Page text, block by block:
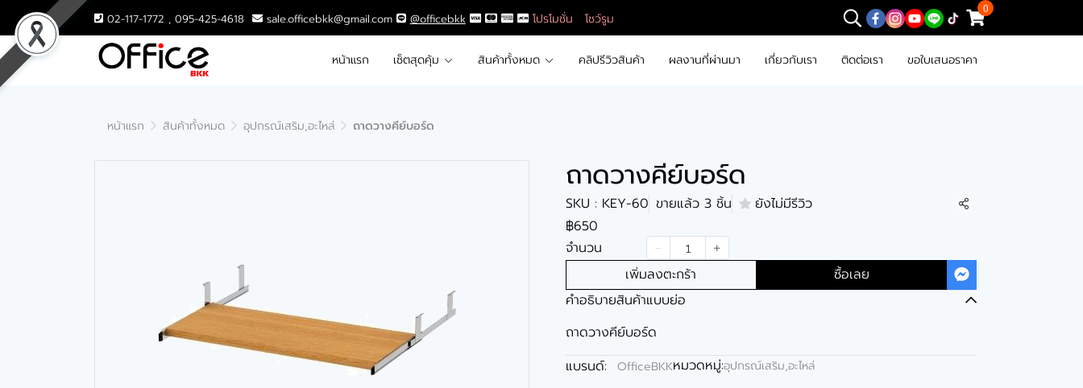
02-117-1772 , 095-425-4618 sale.officebkk@gmail.com @officebkk โปรโมชั่น โชว์รูม
0
หน้าแรก เซ็ตสุดคุ้ม สินค้าทั้งหมด คลิปรีวิวสินค้า ผลงานที่ผ่านมา เกี่ยวกับเรา ติดต่อเรา ขอใบเสนอราคา
หน้าแรก สินค้าทั้งหมด อุปกรณ์เสริม,อะไหล่ ถาดวางคีย์บอร์ด
ถาดวางคีย์บอร์ด
SKU : KEY-60 ขายแล้ว 3 ชิ้น ยังไม่มีรีวิว
แชร์
฿650
จำนวน
เพิ่มลงตะกร้า
ซื้อเลย
คำอธิบายสินค้าแบบย่อ
ถาดวางคีย์บอร์ด
แบรนด์:
OfficeBKKหมวดหมู่:อุปกรณ์เสริม,อะไหล่